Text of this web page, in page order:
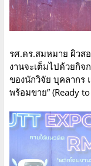
รศ.ดร.สมหมาย ผิวส
งานจะเต็มไปด้วยกิ
ของนักวิจัย บุคลากร
พร้อมขาย” (Ready